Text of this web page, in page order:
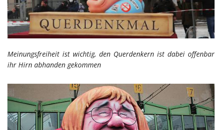
Meinungsfreiheit ist wichtig, den Querdenkern ist dabei offenbar
ihr Hirn abhanden gekommen